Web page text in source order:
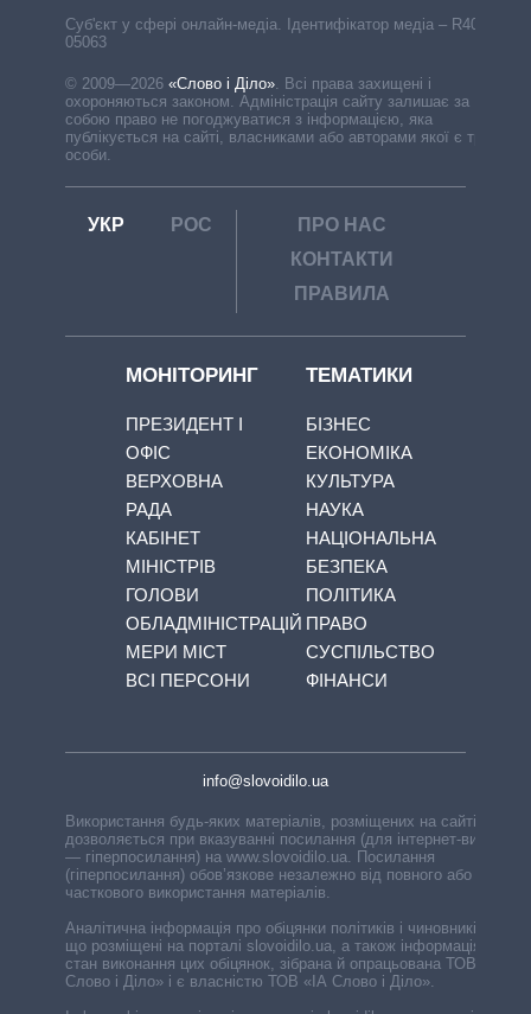
Cуб'єкт у сфері онлайн-медіа. Ідентифікатор медіа – R40-
05063
© 2009—2026 «Слово і Діло» Всі права захищені і
охороняються законом. Адміністрація сайту залишає за
собою право не погоджуватися з інформацією, яка
публікується на сайті, власниками або авторами якої є треті
особи.
УКР РОС
ПРО НАС
КОНТАКТИ
ПРАВИЛА
МОНІТОРИНГ
ПРЕЗИДЕНТ І
ОФІС
ВЕРХОВНА
РАДА
КАБІНЕТ
МІНІСТРІВ
ГОЛОВИ
ОБЛАДМІНІСТРАЦІЙ
МЕРИ МІСТ
ВСІ ПЕРСОНИ
ТЕМАТИКИ
БІЗНЕС
ЕКОНОМІКА
КУЛЬТУРА
НАУКА
НАЦІОНАЛЬНА
БЕЗПЕКА
ПОЛІТИКА
ПРАВО
СУСПІЛЬСТВО
ФІНАНСИ
info@slovoidilo.ua
Використання будь-яких матеріалів, розміщених на сайті,
дозволяється при вказуванні посилання (для інтернет-видань
— гіперпосилання) на www.slovoidilo.ua. Посилання
(гіперпосилання) обов’язкове незалежно від повного або
часткового використання матеріалів.
Аналітична інформація про обіцянки політиків і чиновників,
що розміщені на порталі slovoidilo.ua, а також інформація про
стан виконання цих обіцянок, зібрана й опрацьована ТОВ «ІА
Слово і Діло» і є власністю ТОВ «ІА Слово і Діло».